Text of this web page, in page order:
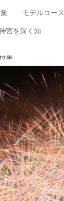
モデルコース
宮を深く知
集